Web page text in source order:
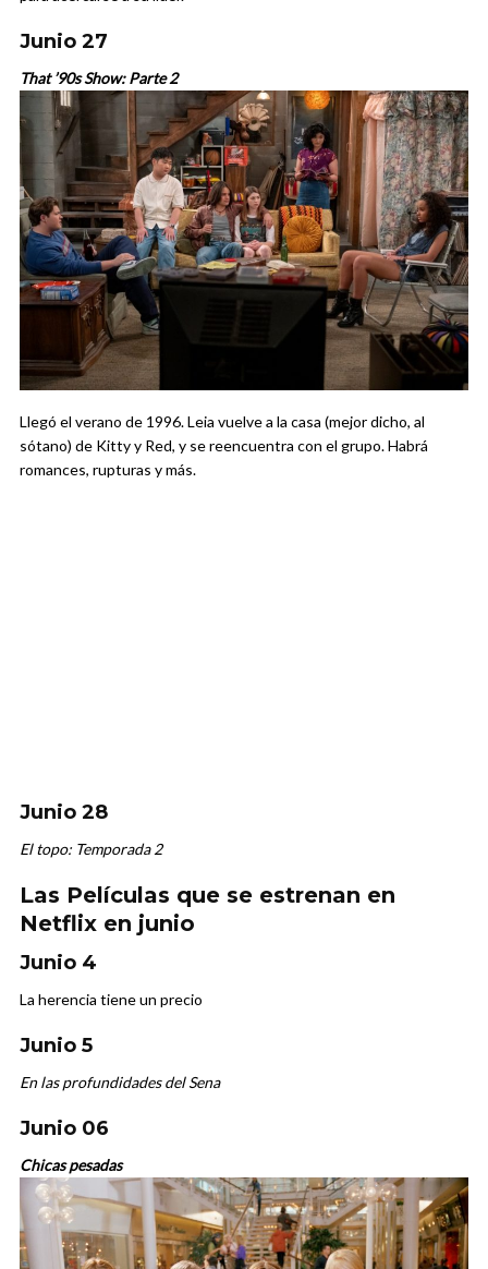
Junio 27
That ’90s Show: Parte 2
Llegó el verano de 1996. Leia vuelve a la casa (mejor dicho, al
sótano) de Kitty y Red, y se reencuentra con el grupo. Habrá
romances, rupturas y más.
Junio 28
El topo: Temporada 2
Las Películas que se estrenan en
Netflix en junio
Junio 4
La herencia tiene un precio
Junio 5
En las profundidades del Sena
Junio 06
Chicas pesadas